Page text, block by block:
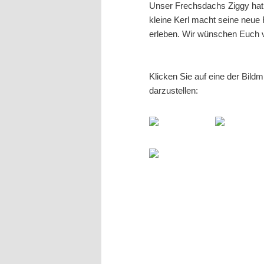
Unser Frechsdachs Ziggy
kleine Kerl macht seine
erleben. Wir wünschen Euch
Klicken Sie auf eine der
darzustellen: